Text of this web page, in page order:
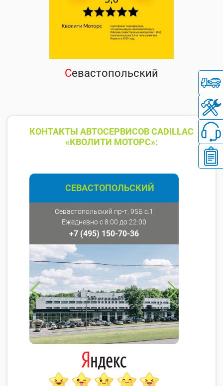
Севастопольский
КОНТАКТЫ АВТОСЕРВИСОВ CADILLAC
«КВОЛИТИ МОТОРС»:
СЕВАСТОПОЛЬСКИЙ
Севастопольский пр-т, 95Б с.1
Ежедневно с 8:00 до 22:00
+7 (495) 150-70-36